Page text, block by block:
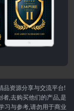
品资源分享与交流平台!
,去购买他们的产品,是
习与参考,请勿用于商业